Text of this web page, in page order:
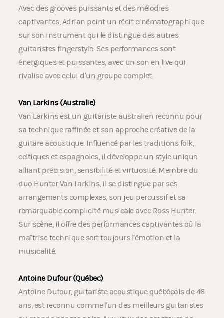
Avec des grooves puissants et des mélodies
captivantes, Adrian peint un récit cinématographique
sur son instrument qui le distingue des autres
guitaristes fingerstyle. Ses performances sont
énergiques et puissantes, avec un son en live qui
rivalise avec celui d’un groupe complet.
Van Larkins (Australie)
Van Larkins est un guitariste australien reconnu pour
sa technique raffinée et son approche créative de la
guitare acoustique. Influencé par les traditions folk,
celtiques et espagnoles, il développe un style unique
alliant précision, sensibilité et virtuosité. Membre du
duo Hunter Van Larkins, il se distingue par ses
arrangements complexes, son jeu percussif et sa
remarquable complicité musicale avec Ross Hunter.
Sur scène, il offre des performances captivantes où la
maîtrise technique sert toujours l’émotion et la
musicalité.
Antoine Dufour (Québec)
Antoine Dufour, guitariste acoustique québécois de 46
ans, est reconnu comme l'un des meilleurs guitaristes